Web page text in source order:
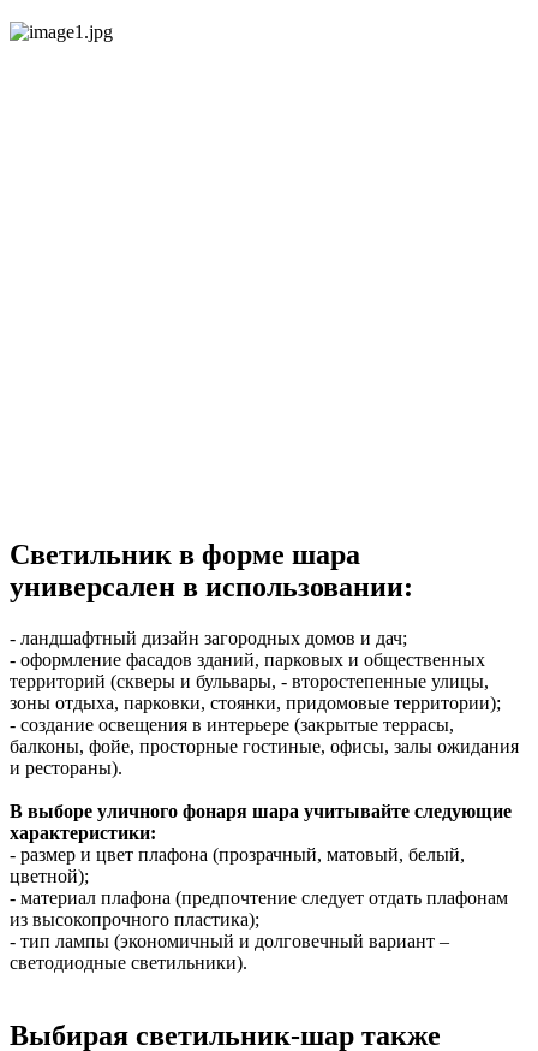
Светильник в форме шара
универсален в использовании:
- ландшафтный дизайн загородных домов и дач;
- оформление фасадов зданий, парковых и общественных
территорий (скверы и бульвары, - второстепенные улицы,
зоны отдыха, парковки, стоянки, придомовые территории);
- создание освещения в интерьере (закрытые террасы,
балконы, фойе, просторные гостиные, офисы, залы ожидания
и рестораны).
В выборе уличного фонаря шара учитывайте следующие
характеристики:
- размер и цвет плафона (прозрачный, матовый, белый,
цветной);
- материал плафона (предпочтение следует отдать плафонам
из высокопрочного пластика);
- тип лампы (экономичный и долговечный вариант –
светодиодные светильники).
Выбирая светильник-шар также